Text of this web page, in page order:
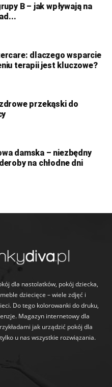
B – jak wpływają na
dlaczego wsparcie
terapii jest kluczowe?
przekąski do
damska – niezbędny
na chłodne dni
dla nastolatków, pokój dziecka,
dziecięce – wiele zdjęć i
Do tego kolorowanki do druku,
Magazyn internetowy dla
jak urządzić pokój dla
u nas wszystkie rozwiązania.